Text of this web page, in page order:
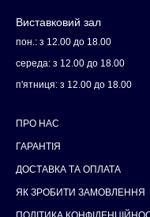
Виставковий зал
пон.: з 12.00 до 18.00
середа: з 12.00 до 18.00
п'ятниця: з 12.00 до 18.00
ПРО НАС
ГАРАНТІЯ
ДОСТАВКА ТА ОПЛАТА
ЯК ЗРОБИТИ ЗАМОВЛЕННЯ